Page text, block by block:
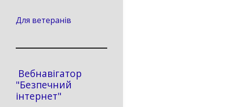
Для ветеранів
Вебнавігатор
"Безпечний
інтернет"